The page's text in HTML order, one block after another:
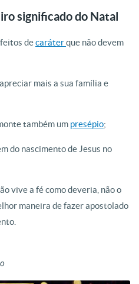
significado do Natal
decaráterque não devem
mais a sua família e
também um presépio;
do nascimento de Jesus no
vive a fé como deveria, não o
maneira de fazer apostolado